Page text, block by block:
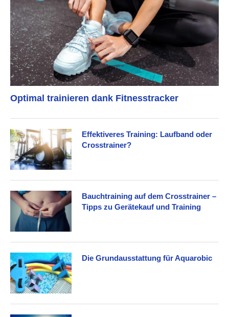
Optimal trainieren dank Fitnesstracker
Effektiveres Training: Laufband oder
Crosstrainer?
Bauchtraining auf dem Crosstrainer –
Tipps zu Gerätekauf und Training
Die Grundausstattung für Aquarobic